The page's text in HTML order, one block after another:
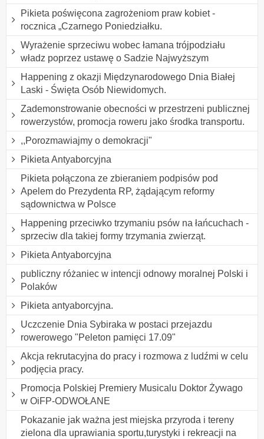
Pikieta poświęcona zagrożeniom praw kobiet -
rocznica „Czarnego Poniedziałku.
Wyrażenie sprzeciwu wobec łamana trójpodziału
władz poprzez ustawę o Sadzie Najwyższym
Happening z okazji Międzynarodowego Dnia Białej
Laski - Święta Osób Niewidomych.
Zademonstrowanie obecności w przestrzeni publicznej
rowerzystów, promocja roweru jako środka transportu.
,,Porozmawiajmy o demokracji"
Pikieta Antyaborcyjna
Pikieta połączona ze zbieraniem podpisów pod
Apelem do Prezydenta RP, żądającym reformy
sądownictwa w Polsce
Happening przeciwko trzymaniu psów na łańcuchach -
sprzeciw dla takiej formy trzymania zwierząt.
Pikieta Antyaborcyjna
publiczny różaniec w intencji odnowy moralnej Polski i
Polaków
Pikieta antyaborcyjna.
Uczczenie Dnia Sybiraka w postaci przejazdu
rowerowego "Peleton pamięci 17.09"
Akcja rekrutacyjna do pracy i rozmowa z ludźmi w celu
podjęcia pracy.
Promocja Polskiej Premiery Musicalu Doktor Żywago
w OiFP-ODWOŁANE
Pokazanie jak ważna jest miejska przyroda i tereny
zielona dla uprawiania sportu,turystyki i rekreacji na